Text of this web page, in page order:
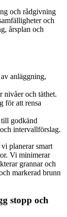
och rådgivning
och
årsplan och
anläggning,
nivåer och täthet.
för att rensa
godkänd
intervallförslag.
planerar smart
Vi minimerar
grannar och
markerad brunn
stopp och